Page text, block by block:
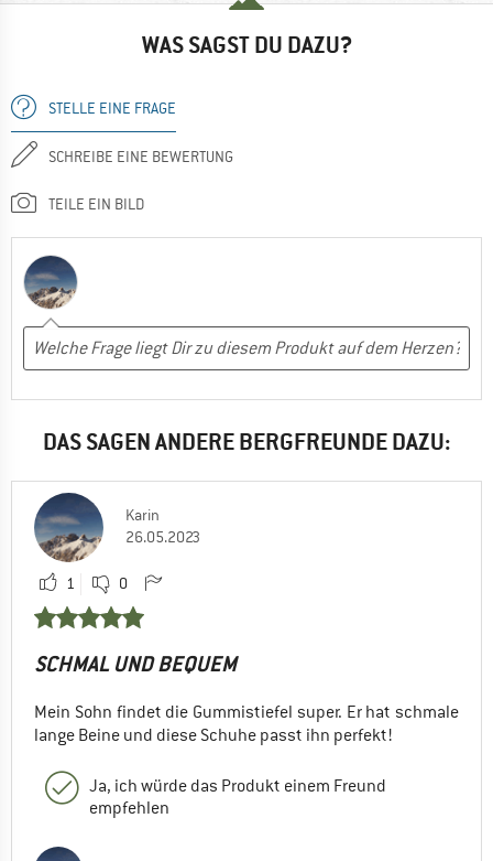
WAS SAGST DU DAZU?
STELLE EINE FRAGE
SCHREIBE EINE BEWERTUNG
TEILE EIN BILD
DAS SAGEN ANDERE BERGFREUNDE DAZU:
Karin
26.05.2023
1 0
SCHMAL UND BEQUEM
Mein Sohn findet die Gummistiefel super. Er hat schmale
lange Beine und diese Schuhe passt ihn perfekt!
Ja, ich würde das Produkt einem Freund
empfehlen